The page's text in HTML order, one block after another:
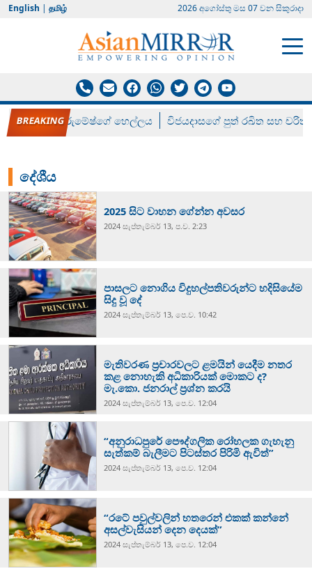
English | தமிழ் 2026 අගෝස්‍තු මස 07 වන සිකුරාදා
රන් ගෙනා රුමේෂ්ගේ හෙල්ලය විජයදාසගේ පුත් රඛිත සහ චරිත්
දේශීය
2025 සිට වාහන ගේන්න අවසර
2024 සැප්‍තැම්‍බර් 13, ප.ව. 2:23
පාසලට නොගිය විදුහල්පතිවරුන්ට හදිසියේම
සිදු වූ දේ
2024 සැප්‍තැම්‍බර් 13, පෙ.ව. 10:42
මැතිවරණ ප්‍රචාරවලට ළමයින් යෙදීම නතර
කළ නොහැකි අධිකාරියක් මොකට ද?
මැ.කො. ජනරාල් ප්‍රශ්න කරයි
2024 සැප්‍තැම්‍බර් 13, පෙ.ව. 12:04
“අනුරාධපුරේ පෞද්ගලික රෝහලක ගැහැනු
සැත්කම් බැලීමට පිටස්තර පිරිමි ඇවිත්”
2024 සැප්‍තැම්‍බර් 13, පෙ.ව. 12:04
“රටේ පවුල්වලින් හතරෙන් එකක් කන්නේ
අසල්වැසියන් දෙන දෙයක්”
2024 සැප්‍තැම්‍බර් 13, පෙ.ව. 12:04